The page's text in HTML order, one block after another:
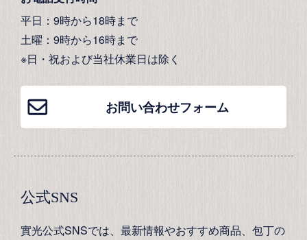
平日：9時から18時まで
土曜：9時から16時まで
※日・祝および当社休業日は除く
お問い合わせフォーム
公式SNS
實光公式SNSでは、最新情報やおすすめ商品、包丁の